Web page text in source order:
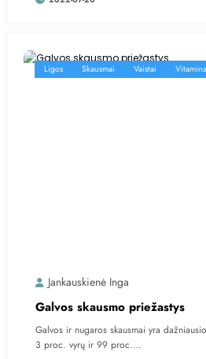
Ligos Skausmai Vaistai
Jankauskienė Inga
Galvos skausmo priežastys
Galvos ir nugaros skausmai yra
3 proc. vyrų ir 99 proc.…